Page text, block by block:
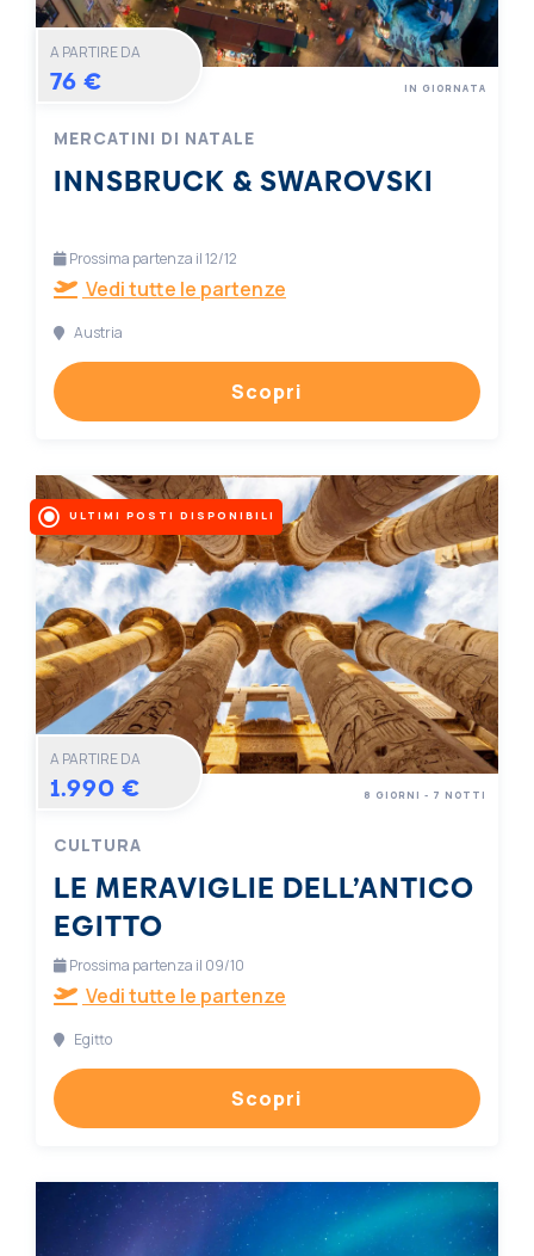
A PARTIRE DA
76 €
MERCATINI DI NATALE
INNSBRUCK & SWAROVSKI
IN GIORNATA
Prossima partenza il 12/12
Vedi tutte le partenze
Austria
Scopri
ULTIMI POSTI DISPONIBILI
A PARTIRE DA
1.990 €
CULTURA
LE MERAVIGLIE DELL’ANTICO
EGITTO
8 GIORNI - 7 NOTTI
Prossima partenza il 09/10
Vedi tutte le partenze
Egitto
Scopri